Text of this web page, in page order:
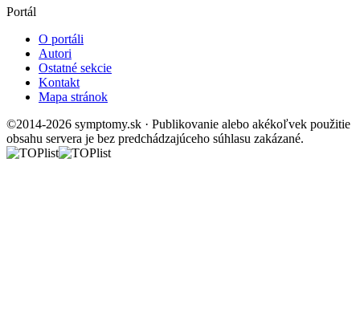
Portál
O portáli
Autori
Ostatné sekcie
Kontakt
Mapa stránok
©2014-2026 symptomy.sk · Publikovanie alebo akékoľvek použitie
obsahu servera je bez predchádzajúceho súhlasu zakázané.